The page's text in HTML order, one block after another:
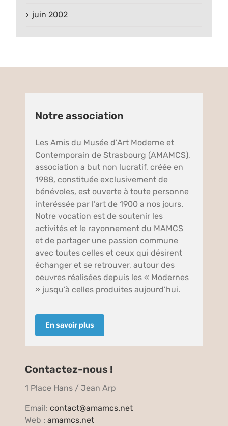
juin 2002
Notre association
Les Amis du Musée d’Art Moderne et
Contemporain de Strasbourg (AMAMCS),
association a but non lucratif, créée en
1988, constituée exclusivement de
bénévoles, est ouverte à toute personne
interéssée par l’art de 1900 a nos jours.
Notre vocation est de soutenir les
activités et le rayonnement du MAMCS
et de partager une passion commune
avec toutes celles et ceux qui désirent
échanger et se retrouver, autour des
oeuvres réalisées depuis les « Modernes
» jusqu’à celles produites aujourd’hui.
En savoir plus
Contactez-nous !
1 Place Hans / Jean Arp
Email:contact@amamcs.net
Web :amamcs.net